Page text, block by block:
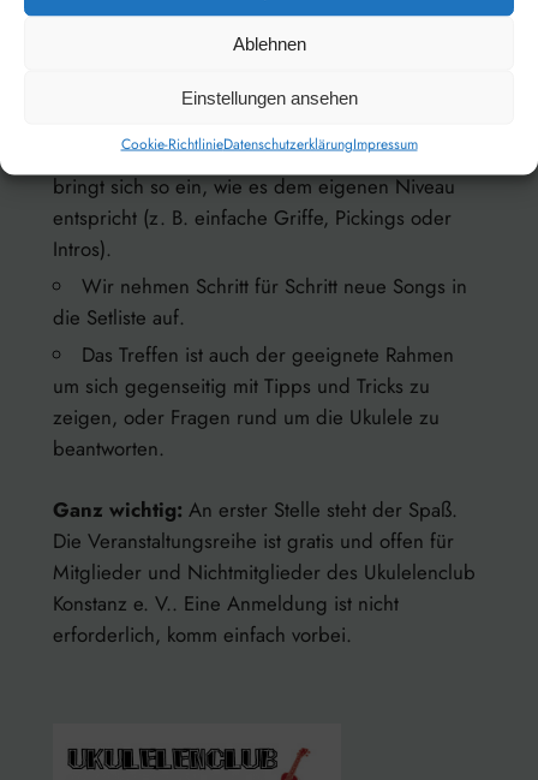
Ablehnen
Einstellungen ansehen
Cookie-RichtlinieDatenschutzerklärungImpressum
Der Rahmen:
Wir spielen und festigen die Lieder aus
unserem wachsenden Repertoire.
Wir feilen gemeinsam an den Stücken – jeder
bringt sich so ein, wie es dem eigenen Niveau
entspricht (z. B. einfache Griffe, Pickings oder
Intros).
Wir nehmen Schritt für Schritt neue Songs in
die Setliste auf.
Das Treffen ist auch der geeignete Rahmen
um sich gegenseitig mit Tipps und Tricks zu
zeigen, oder Fragen rund um die Ukulele zu
beantworten.
Ganz wichtig: An erster Stelle steht der Spaß.
Die Veranstaltungsreihe ist gratis und offen für
Mitglieder und Nichtmitglieder des Ukulelenclub
Konstanz e. V.. Eine Anmeldung ist nicht
erforderlich, komm einfach vorbei.